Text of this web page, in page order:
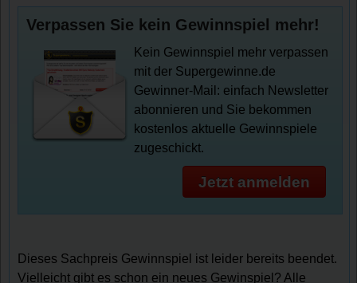
Verpassen Sie kein Gewinnspiel mehr!
Kein Gewinnspiel mehr verpassen
mit der Supergewinne.de
Gewinner-Mail: einfach Newsletter
abonnieren und Sie bekommen
kostenlos aktuelle Gewinnspiele
zugeschickt.
Jetzt anmelden
Dieses Sachpreis Gewinnspiel ist leider bereits beendet.
Vielleicht gibt es schon ein neues Gewinspiel? Alle